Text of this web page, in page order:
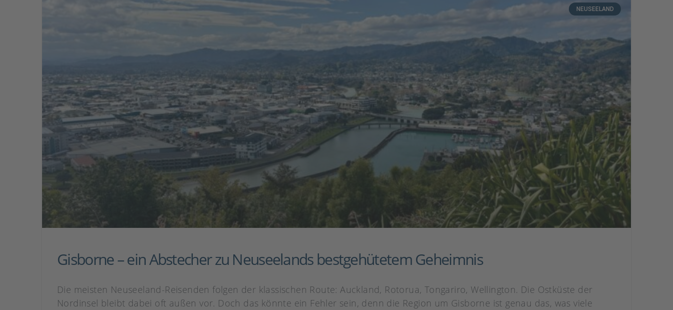
NEUSEELAND
Gisborne – ein Abstecher zu Neuseelands bestgehütetem Geheimnis
Die meisten Neuseeland-Reisenden folgen der klassischen Route: Auckland, Rotorua, Tongariro, Wellington. Die Ostküste der
Nordinsel bleibt dabei oft außen vor. Doch das könnte ein Fehler sein, denn die Region um Gisborne ist genau das, was viele